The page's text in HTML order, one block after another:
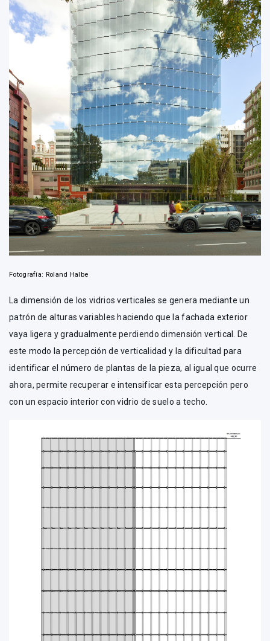
Fotografía: Roland Halbe
La dimensión de los vidrios verticales se genera mediante un
patrón de alturas variables haciendo que la fachada exterior
vaya ligera y gradualmente perdiendo dimensión vertical. De
este modo la percepción de verticalidad y la dificultad para
identificar el número de plantas de la pieza, al igual que ocurre
ahora, permite recuperar e intensificar esta percepción pero
con un espacio interior con vidrio de suelo a techo.